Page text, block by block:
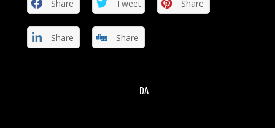
Share Tweet Share
Share Share
DA